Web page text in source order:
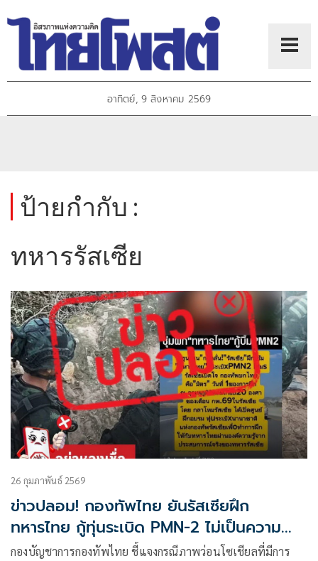
อาทิตย์, 9 สิงหาคม 2569
ป้ายกำกับ :
ทหารรัสเซีย
26 กุมภาพันธ์ 2569
ข่าวปลอม! กองทัพไทย ยันรัสเซียฝึก
ทหารไทย กู้ทุ่นระเบิด PMN-2 ไม่เป็นความ
จริง
กองบัญชาการกองทัพไทย ชี้แจงกรณีภาพว่อนโซเชียลที่มีการ